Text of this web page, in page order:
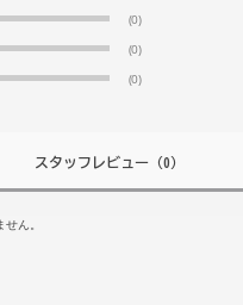
(0)
(0)
(0)
スタッフレビュー（0）
ん。